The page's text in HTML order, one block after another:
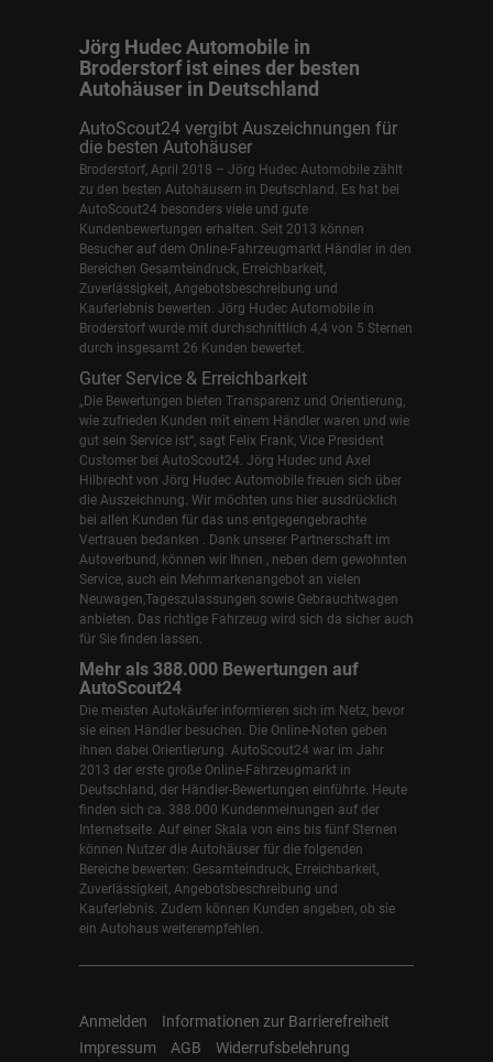
Jörg Hudec Automobile in
Broderstorf ist eines der besten
Autohäuser in Deutschland
AutoScout24 vergibt Auszeichnungen für
die besten Autohäuser
Broderstorf, April 2018 – Jörg Hudec Automobile zählt
zu den besten Autohäusern in Deutschland. Es hat bei
AutoScout24 besonders viele und gute
Kundenbewertungen erhalten. Seit 2013 können
Besucher auf dem Online-Fahrzeugmarkt Händler in den
Bereichen Gesamteindruck, Erreichbarkeit,
Zuverlässigkeit, Angebotsbeschreibung und
Kauferlebnis bewerten. Jörg Hudec Automobile in
Broderstorf wurde mit durchschnittlich 4,4 von 5 Sternen
durch insgesamt 26 Kunden bewertet.
Guter Service & Erreichbarkeit
„Die Bewertungen bieten Transparenz und Orientierung,
wie zufrieden Kunden mit einem Händler waren und wie
gut sein Service ist“, sagt Felix Frank, Vice President
Customer bei AutoScout24. Jörg Hudec und Axel
Hilbrecht von Jörg Hudec Automobile freuen sich über
die Auszeichnung. Wir möchten uns hier ausdrücklich
bei allen Kunden für das uns entgegengebrachte
Vertrauen bedanken . Dank unserer Partnerschaft im
Autoverbund, können wir Ihnen , neben dem gewohnten
Service, auch ein Mehrmarkenangebot an vielen
Neuwagen,Tageszulassungen sowie Gebrauchtwagen
anbieten. Das richtige Fahrzeug wird sich da sicher auch
für Sie finden lassen.
Mehr als 388.000 Bewertungen auf
AutoScout24
Die meisten Autokäufer informieren sich im Netz, bevor
sie einen Händler besuchen. Die Online-Noten geben
ihnen dabei Orientierung. AutoScout24 war im Jahr
2013 der erste große Online-Fahrzeugmarkt in
Deutschland, der Händler-Bewertungen einführte. Heute
finden sich ca. 388.000 Kundenmeinungen auf der
Internetseite. Auf einer Skala von eins bis fünf Sternen
können Nutzer die Autohäuser für die folgenden
Bereiche bewerten: Gesamteindruck, Erreichbarkeit,
Zuverlässigkeit, Angebotsbeschreibung und
Kauferlebnis. Zudem können Kunden angeben, ob sie
ein Autohaus weiterempfehlen.
Anmelden
Informationen zur Barrierefreiheit
Impressum
AGB Widerrufsbelehrung